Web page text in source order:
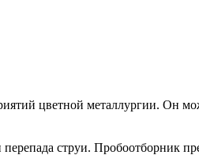
цветной металлургии. Он
струи. Пробоотборник